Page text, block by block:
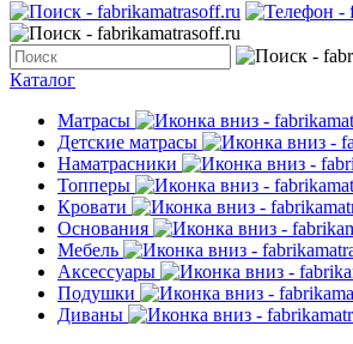
Каталог
Матрасы
Детские матрасы
Наматрасники
Топперы
Кровати
Основания
Мебель
Аксессуары
Подушки
Диваны